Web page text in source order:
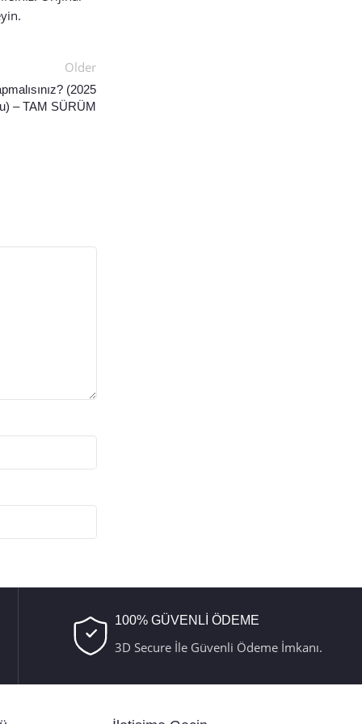
Older
(2025
– TAM SÜRÜM
100% GÜVENLİ ÖDEME
3D Secure İle Güvenli Ödeme İmkanı.